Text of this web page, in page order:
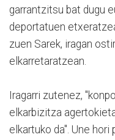
garrantzitsu bat dugu
deportatuen
zuen Sarek, iragan
elkarretaratzean.
Iragarri zutenez,
elkarbizitza
elkartuko da". Une